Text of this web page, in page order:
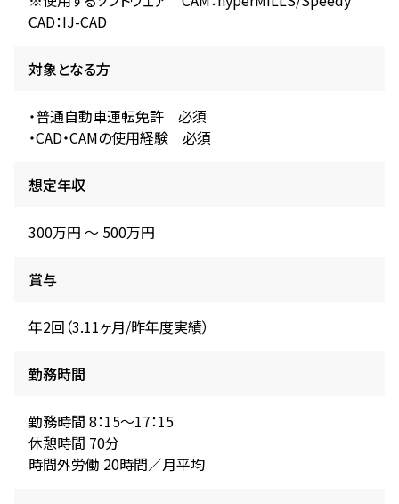
CAD：IJ-CAD
対象となる方
・普通自動車運転免許 必須
・CAD・CAMの使用経験 必須
想定年収
300万円 〜 500万円
賞与
年2回（3.11ヶ月/昨年度実績）
勤務時間
勤務時間 8：15～17：15
休憩時間 70分
時間外労働 20時間／月平均